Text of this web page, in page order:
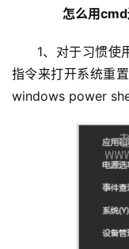
怎么用cmd
1、对于习惯使
指令来打开系统重
windows power